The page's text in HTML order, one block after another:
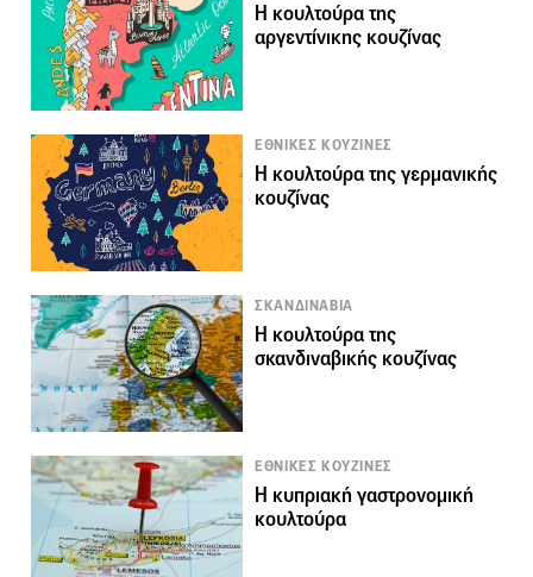
Η κουλτούρα της
αργεντίνικης κουζίνας
ΕΘΝΙΚΕΣ ΚΟΥΖΙΝΕΣ
Η κουλτούρα της γερμανικής
κουζίνας
ΣΚΑΝΔΙΝΑΒΙΑ
Η κουλτούρα της
σκανδιναβικής κουζίνας
ΕΘΝΙΚΕΣ ΚΟΥΖΙΝΕΣ
Η κυπριακή γαστρονομική
κουλτούρα